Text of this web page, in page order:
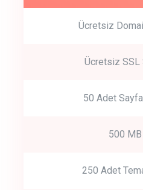
Get Started
Start by trying our service for 30 days
Ücretsiz
Ücretsiz SSL
50 Adet
500
250 Adet